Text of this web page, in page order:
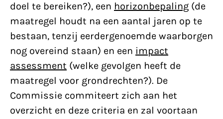
doel te bereiken?), een horizonbepaling (de
maatregel houdt na een aantal jaren op te
bestaan, tenzij eerdergenoemde waarborgen
nog overeind staan) en een impact
assessment (welke gevolgen heeft de
maatregel voor grondrechten?). De
Commissie commiteert zich aan het
overzicht en deze criteria en zal voortaan